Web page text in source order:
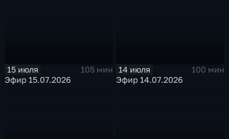
15 июля
105 мин
Эфир 15.07.2026
14 июля
100 мин
Эфир 14.07.2026